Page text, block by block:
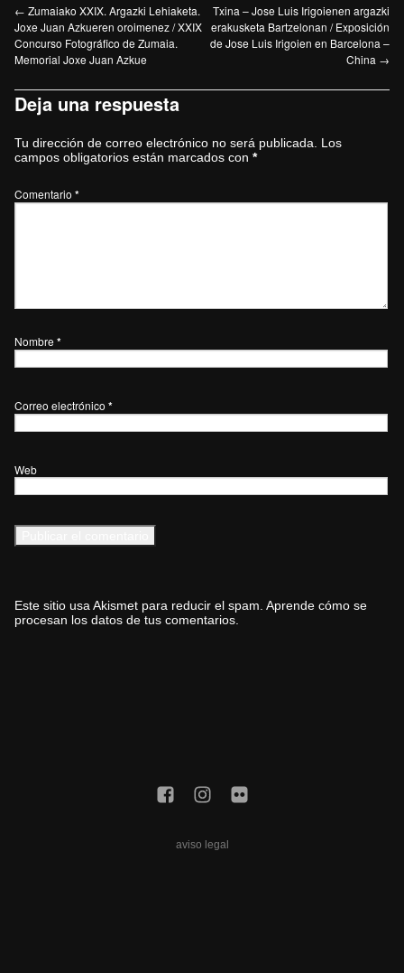
← Zumaiako XXIX. Argazki Lehiaketa.
Joxe Juan Azkueren oroimenez / XXIX
Concurso Fotográfico de Zumaia.
Memorial Joxe Juan Azkue
Txina – Jose Luis Irigoienen argazki
erakusketa Bartzelonan / Exposición
de Jose Luis Irigoien en Barcelona –
China →
Deja una respuesta
Tu dirección de correo electrónico no será publicada.
Los
campos obligatorios están marcados con *
Comentario *
Nombre *
Correo electrónico *
Web
Este sitio usa Akismet para reducir el spam. Aprende cómo se
procesan los datos de tus comentarios.
aviso legal